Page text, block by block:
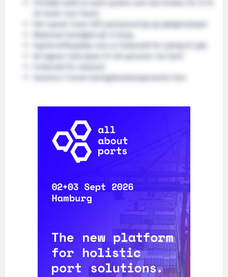
Det nyeste innen DP2 posisjonering og sjøegenskaper
Maksimal hastighet på 13 knop.
Hybrid driftspakke som er forberedt for lading til sjøs
85 lugarer med plass til 120 personer om bord
Seaonics 5 tonns bevegelseskompenserte kran